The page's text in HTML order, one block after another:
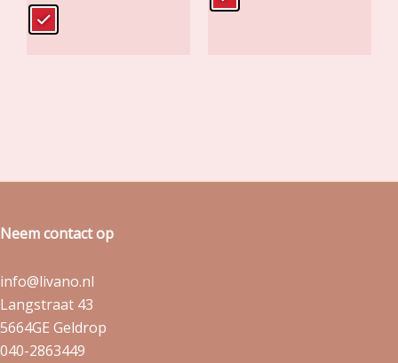
Neem contact op
info@livano.nl
Langstraat 43
5664GE Geldrop
040-2863449